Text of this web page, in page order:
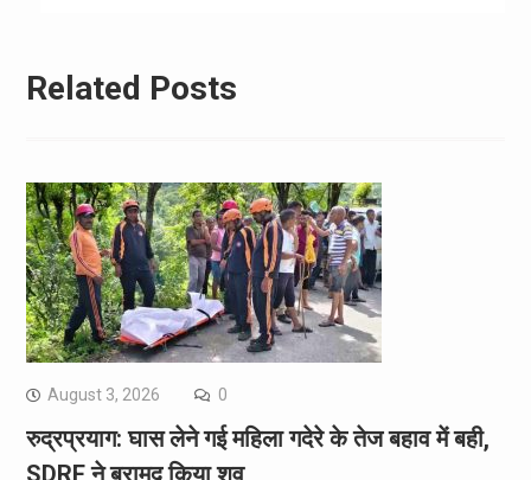
Related Posts
August 3, 2026 0
रुद्रप्रयाग: घास लेने गई महिला गदेरे के तेज बहाव में बही,
SDRF ने बरामद किया शव